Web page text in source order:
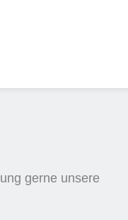
gerne unsere